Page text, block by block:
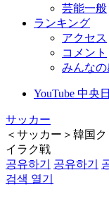
芸能一般
ランキング
アクセス
コメント
みんなの
YouTube 中央
サッカー
＜サッカー＞韓国
イラク戦
공유하기
공유하기
검색 열기